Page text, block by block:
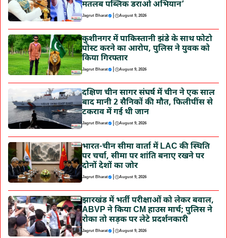
मतलब पब्लिक डराओ अभियान’
Jagrut Bharat | August 9, 2026
कुशीनगर में पाकिस्तानी झंडे के साथ फोटो
पोस्ट करने का आरोप, पुलिस ने युवक को
किया गिरफ्तार
Jagrut Bharat | August 9, 2026
दक्षिण चीन सागर संघर्ष में चीन ने एक साल
बाद मानी 2 सैनिकों की मौत, फिलीपींस से
टकराव में गई थी जान
Jagrut Bharat | August 9, 2026
भारत-चीन सीमा वार्ता में LAC की स्थिति
पर चर्चा, सीमा पर शांति बनाए रखने पर
दोनों देशों का जोर
Jagrut Bharat | August 9, 2026
झारखंड में भर्ती परीक्षाओं को लेकर बवाल,
ABVP ने किया CM हाउस मार्च; पुलिस ने
रोका तो सड़क पर लेटे प्रदर्शनकारी
Jagrut Bharat | August 9, 2026